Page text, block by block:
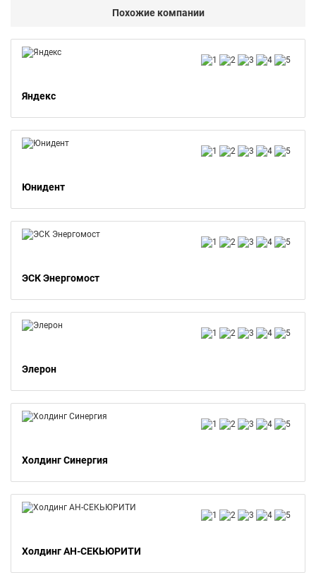
Похожие компании
Яндекс
Юнидент
ЭСК Энергомост
Элерон
Холдинг Синергия
Холдинг АН-СЕКЬЮРИТИ